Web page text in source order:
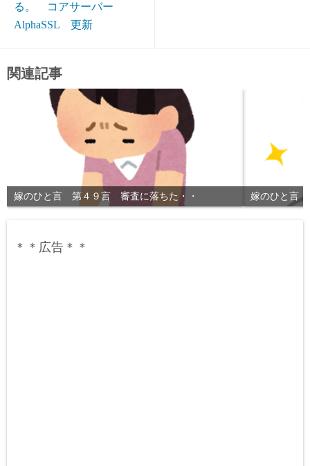
る。 コアサーバー
AlphaSSL 更新
関連記事
嫁のひと言 第４９言 審査に落ちた・・ 嫁のひと言
＊＊広告＊＊